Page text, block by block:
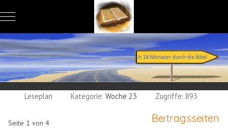
Mobile Menu Toggle
Leseplan Kategorie:Woche 23 Zugriffe: 893
Beitragsseiten
Seite 1 von 4